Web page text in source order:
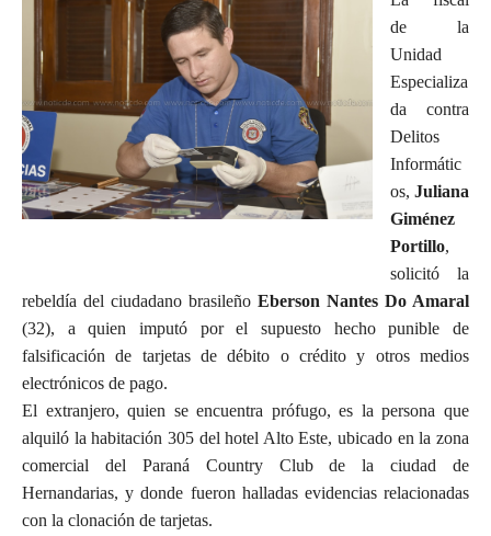
de la
Unidad
Especializa
da contra
Delitos
Informátic
os, Juliana
Giménez
Portillo,
solicitó la
rebeldía del ciudadano brasileño Eberson Nantes Do Amaral
(32), a quien imputó por el supuesto hecho punible de
falsificación de tarjetas de débito o crédito y otros medios
electrónicos de pago.
El extranjero, quien se encuentra prófugo, es la persona que
alquiló la habitación 305 del hotel Alto Este, ubicado en la zona
comercial del Paraná Country Club de la ciudad de
Hernandarias, y donde fueron halladas evidencias relacionadas
con la clonación de tarjetas.